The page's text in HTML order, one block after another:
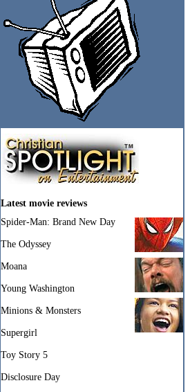
Latest movie reviews
Spider-Man: Brand New Day
The Odyssey
Moana
Young Washington
Minions & Monsters
Supergirl
Toy Story 5
Disclosure Day